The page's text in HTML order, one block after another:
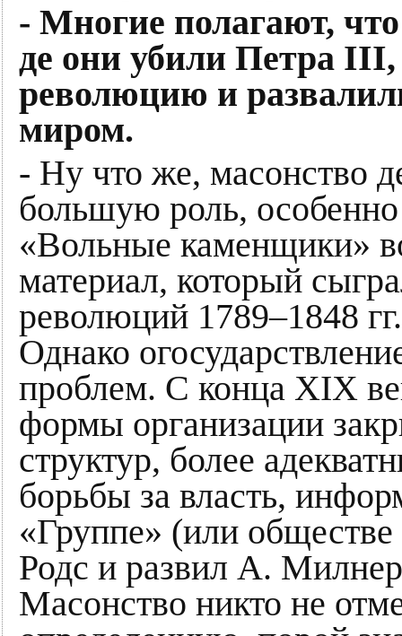
- Многие полагают,
де они убили Петра
революцию и
миром.
- Ну что же, масонство
большую роль,
«Вольные каменщики»
материал, который
революций 1789–1848
Однако
проблем. С конца XIX
формы организации
структур, более
борьбы за власть,
«Группе» (или
Родс и развил А.
Масонство никто не